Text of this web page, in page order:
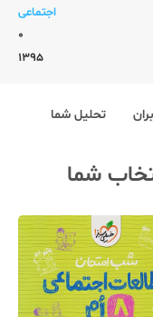
اجتماعی
0
1395
تحلیل شما
شما